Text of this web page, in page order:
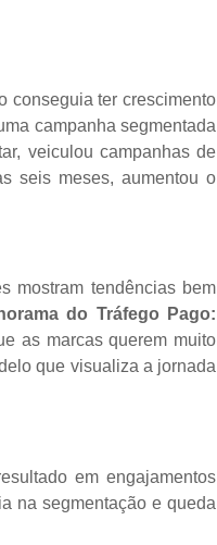
conseguia ter crescimento
campanha segmentada
veiculou campanhas de
seis meses, aumentou o
mostram tendências bem
do Tráfego Pago:
as marcas querem muito
que visualiza a jornada
em engajamentos
na segmentação e queda